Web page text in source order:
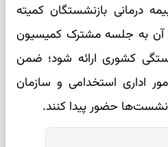
بیمه درمانی بازنشستگان کمیته
آن به جلسه مشترک کمیسیون
کشوری ارائه شود؛ ضمن
اداری استخدامی و سازمان
نشست‌ها حضور پیدا کنند.